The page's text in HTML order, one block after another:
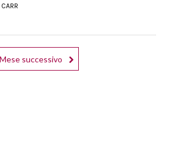
Mese successivo